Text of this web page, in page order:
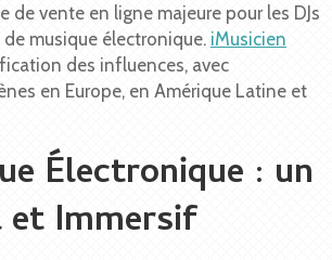
de vente en ligne majeure pour les DJs
musique électronique. iMusicien
des influences, avec
en Europe, en Amérique Latine et
Électronique : un
Immersif